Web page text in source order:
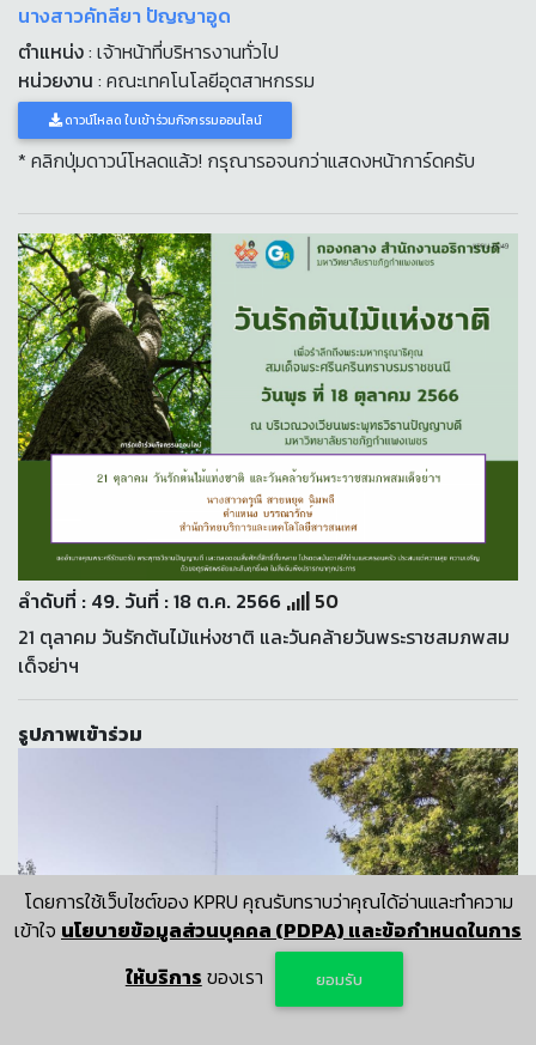
นางสาวคัทลียา ปัญญาอูด
ตำแหน่ง: เจ้าหน้าที่บริหารงานทั่วไป
หน่วยงาน : คณะเทคโนโลยีอุตสาหกรรม
ดาวน์โหลด ใบเข้าร่วมกิจกรรมออนไลน์
* คลิกปุ่มดาวน์โหลดแล้ว! กรุณารอจนกว่าแสดงหน้าการ์ดครับ
ลำดับที่ : 49. วันที่ : 18 ต.ค. 2566
50
21 ตุลาคม วันรักต้นไม้แห่งชาติ และวันคล้ายวันพระราชสมภพสม
เด็จย่าฯ
รูปภาพเข้าร่วม
โดยการใช้เว็บไซต์ของ KPRU คุณรับทราบว่าคุณได้อ่านและทำความ
เข้าใจ นโยบายข้อมูลส่วนบุคคล (PDPA) และข้อกำหนดในการ
ให้บริการ ของเรา ยอมรับ